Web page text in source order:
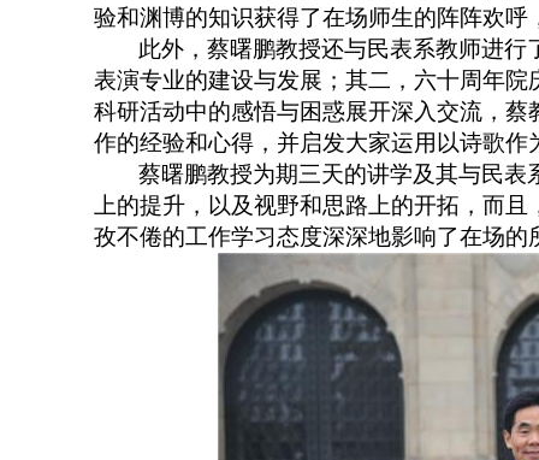
验和渊博的知识获得了在场师生的阵阵欢
此外，蔡曙鹏教授还与民表系教师进
表演专业的建设与发展；其二，六十周年
科研活动中的感悟与困惑展开深入交流，
作的经验和心得，并启发大家运用以诗歌
蔡曙鹏教授为期三天的讲学及其与民
上的提升，以及视野和思路上的开拓，而
孜不倦的工作学习态度深深地影响了在场的